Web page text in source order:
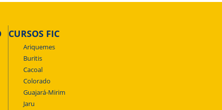
CURSOS FIC
Ariquemes
Buritis
Cacoal
Colorado
Guajará-Mirim
Jaru